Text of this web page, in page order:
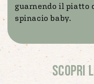
guarnendo il piatto
spinacio baby.
Scopri